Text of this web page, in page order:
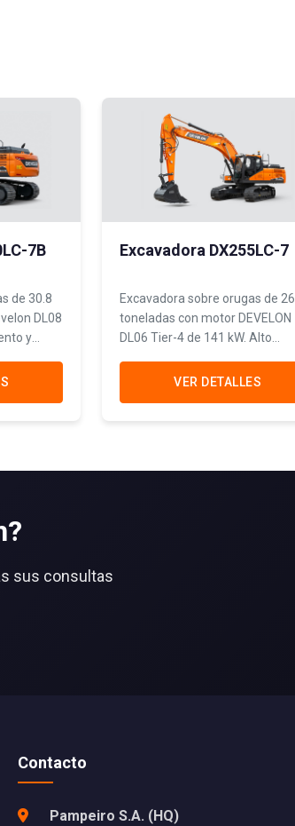
7B
de 30.8
DL08
y
Excavadora DX255LC-7
Excavadora sobre orugas de 26
toneladas con motor DEVELON
DL06 Tier-4 de 141 kW. Alto
para construcción pesada y
VER DETALLES
sus consultas
Contacto
Pampeiro S.A. (HQ)